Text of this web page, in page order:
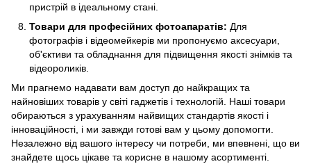
пристрій в ідеальному стані.
Товари для професійних фотоапаратів: Для
фотографів і відеомейкерів ми пропонуємо аксесуари,
об'єктиви та обладнання для підвищення якості знімків та
відеороликів.
Ми прагнемо надавати вам доступ до найкращих та
найновіших товарів у світі гаджетів і технологій. Наші товари
обираються з урахуванням найвищих стандартів якості і
інноваційності, і ми завжди готові вам у цьому допомогти.
Незалежно від вашого інтересу чи потреби, ми впевнені, що ви
знайдете щось цікаве та корисне в нашому асортименті.